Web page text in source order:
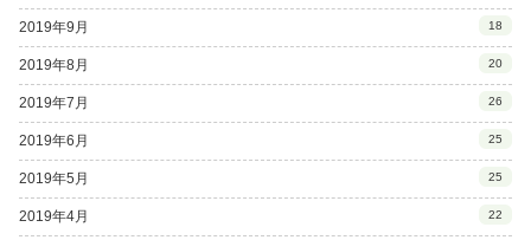
2019年9月 18
2019年8月 20
2019年7月 26
2019年6月 25
2019年5月 25
2019年4月 22